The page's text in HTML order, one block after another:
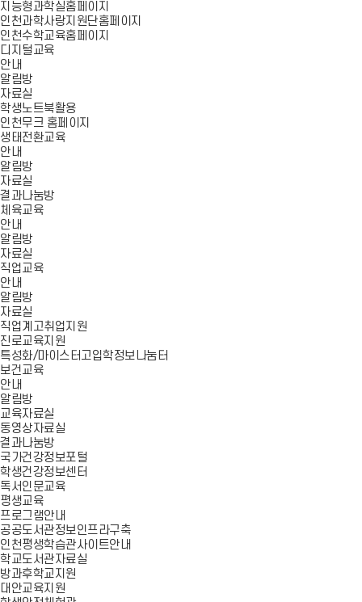
지능형과학실홈페이지
인천과학사랑지원단홈페이지
인천수학교육홈페이지
디지털교육
안내
알림방
자료실
학생노트북활용
인천무크 홈페이지
생태전환교육
안내
알림방
자료실
결과나눔방
체육교육
안내
알림방
자료실
직업교육
안내
알림방
자료실
직업계고취업지원
진로교육지원
특성화/마이스터고입학정보나눔터
보건교육
안내
알림방
교육자료실
동영상자료실
결과나눔방
국가건강정보포털
학생건강정보센터
독서인문교육
평생교육
프로그램안내
공공도서관정보인프라구축
인천평생학습관사이트안내
학교도서관자료실
방과후학교지원
대안교육지원